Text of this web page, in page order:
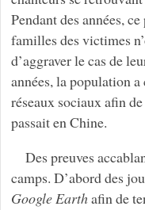
Pendant des années,
familles des victimes
d’aggraver le cas de
années, la population a
réseaux sociaux afin
passait en Chine.
Des preuves
camps. D’abord des
Google Earthafin de